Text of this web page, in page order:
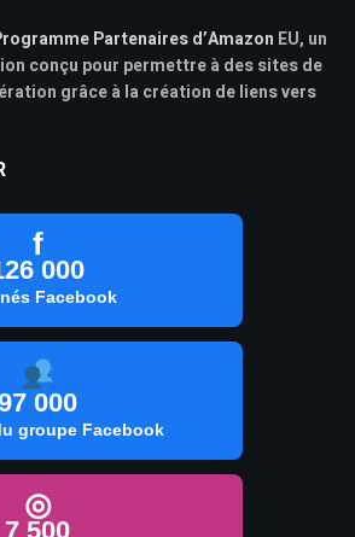
Partenaires d’Amazon EU, un
conçu pour permettre à des sites de
grâce à la création de liens vers
f
000
Facebook
000
groupe Facebook
◎
7 500